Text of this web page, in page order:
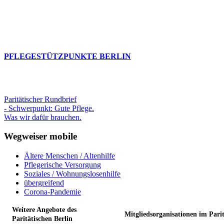
PFLEGESTÜTZPUNKTE BERLIN
Paritätischer Rundbrief
- Schwerpunkt: Gute Pflege.
Was wir dafür brauchen.
Wegweiser mobile
Ältere Menschen / Altenhilfe
Pflegerische Versorgung
Soziales / Wohnungslosenhilfe
übergreifend
Corona-Pandemie
Weitere Angebote des
Paritätischen Berlin
Mitgliedsorganisationen im